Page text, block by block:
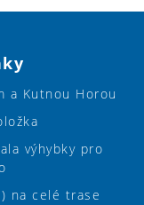
a Kutnou Horou
výhybky pro
na celé trase